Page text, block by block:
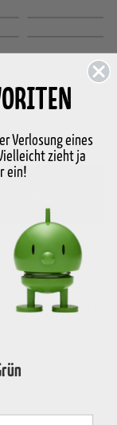
in 2-5 Werktage
RÜCKGABERECHT
30 Tage Rückgabe
Verlosung eines
zieht ja
ein!